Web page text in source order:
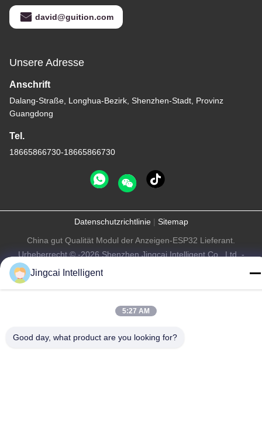
david@guition.com
Unsere Adresse
Anschrift
Dalang-Straße, Longhua-Bezirk, Shenzhen-Stadt, Provinz
Guangdong
Tel.
18665866730-18665866730
Datenschutzrichtlinie| Sitemap
China gut Qualität Modul der Anzeigen-ESP32 Lieferant.
Urheberrecht © -2026 Shenzhen Jingcai Intelligent Co., Ltd. -
Alle. Alle Rechte vorbehalten.
Jingcai Intelligent
5:27 AM
Good day, what product are you looking for?